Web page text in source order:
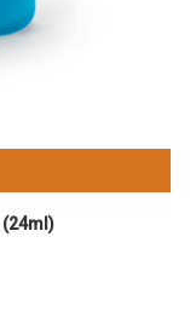
(24ml)